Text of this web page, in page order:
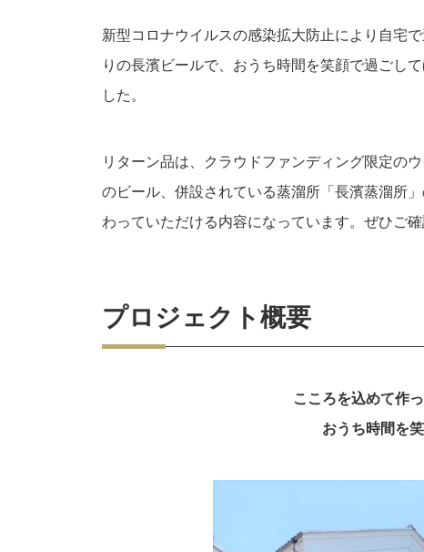
新型コロナウイルスの感染拡大防止により自宅
りの長濱ビールで、おうち時間を笑顔で過ごし
した。
リターン品は、クラウドファンディング限定の
のビール、併設されている蒸溜所「長濱蒸溜所
わっていただける内容になっています。ぜひご確
プロジェクト概要
こころを込めて作
おうち時間を